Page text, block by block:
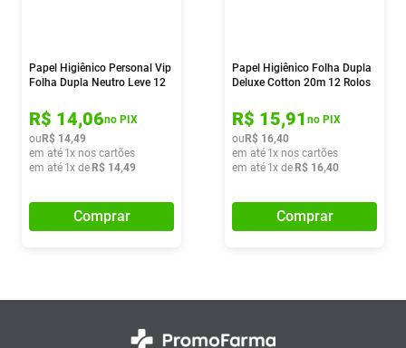
Papel Higiênico Personal Vip
Folha Dupla Neutro Leve 12
R$ 14,06no PIX
ou R$ 14,49
em até 1x nos cartões
em até 1x de R$ 14,49
Comprar
Papel Higiênico Folha Dupla
Deluxe Cotton 20m 12 Rolos
R$ 15,91 no PIX
ou R$ 16,40
em até 1x nos cartões
em até 1x de R$ 16,40
Comprar